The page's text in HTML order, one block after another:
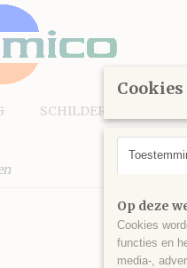
SCHILDEREN OP
Sorteer
Op deze
Cookies
functies en
media-,